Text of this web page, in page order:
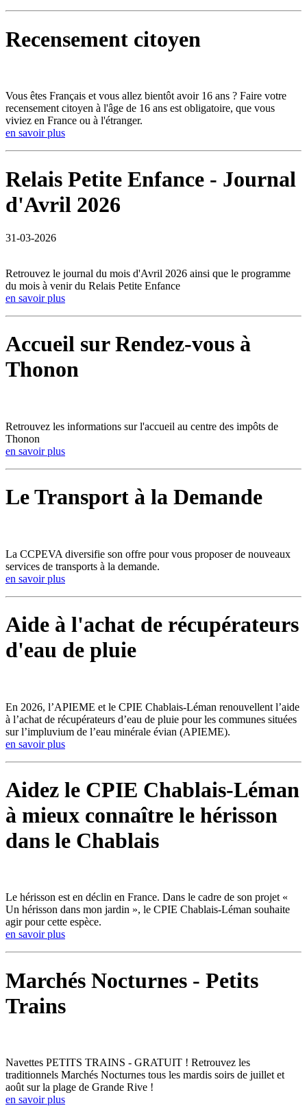
Recensement citoyen
Vous êtes Français et vous allez bientôt avoir 16 ans ? Faire votre
recensement citoyen à l'âge de 16 ans est obligatoire, que vous
viviez en France ou à l'étranger.
en savoir plus
Relais Petite Enfance - Journal
d'Avril 2026
31-03-2026
Retrouvez le journal du mois d'Avril 2026 ainsi que le programme
du mois à venir du Relais Petite Enfance
en savoir plus
Accueil sur Rendez-vous à
Thonon
Retrouvez les informations sur l'accueil au centre des impôts de
Thonon
en savoir plus
Le Transport à la Demande
La CCPEVA diversifie son offre pour vous proposer de nouveaux
services de transports à la demande.
en savoir plus
Aide à l'achat de récupérateurs
d'eau de pluie
En 2026, l’APIEME et le CPIE Chablais-Léman renouvellent l’aide
à l’achat de récupérateurs d’eau de pluie pour les communes situées
sur l’impluvium de l’eau minérale évian (APIEME).
en savoir plus
Aidez le CPIE Chablais-Léman
à mieux connaître le hérisson
dans le Chablais
Le hérisson est en déclin en France. Dans le cadre de son projet «
Un hérisson dans mon jardin », le CPIE Chablais-Léman souhaite
agir pour cette espèce.
en savoir plus
Marchés Nocturnes - Petits
Trains
Navettes PETITS TRAINS - GRATUIT ! Retrouvez les
traditionnels Marchés Nocturnes tous les mardis soirs de juillet et
août sur la plage de Grande Rive !
en savoir plus